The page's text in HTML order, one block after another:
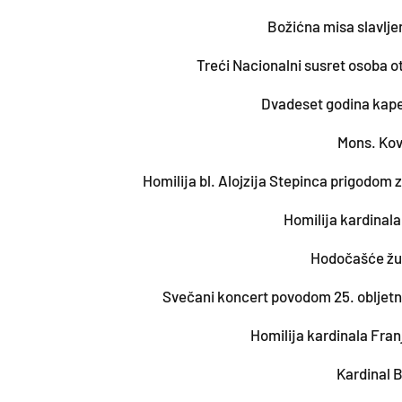
Božićna misa
Treći Nacionalni susret osoba
Dvadeset godina
Mons.
Homilija bl. Alojzija Stepinca prigodom
Homilija
Hodočašće
Svečani koncert povodom 25.
Homilija kardinala
Kardinal